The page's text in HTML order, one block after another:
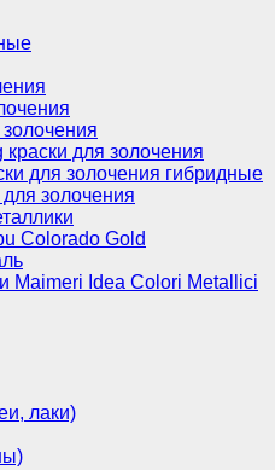
для золочения
для золочения гибридные
золочения
Colorado Gold
Maimeri Idea Colori Metallici
лаки)